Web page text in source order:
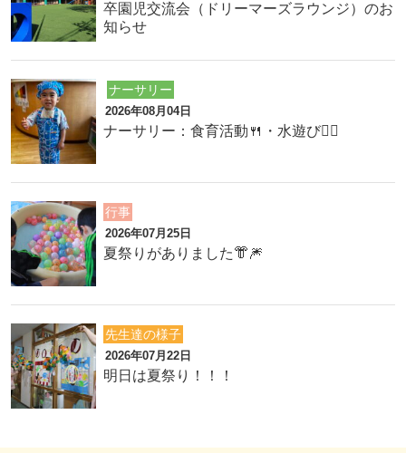
卒園児交流会（ドリーマーズラウンジ）のお
知らせ
ナーサリー
2026年08月04日
ナーサリー：食育活動🍴・水遊び🏊‍♂️
行事
2026年07月25日
夏祭りがありました👘🎆
先生達の様子
2026年07月22日
明日は夏祭り！！！